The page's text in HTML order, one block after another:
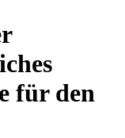
für den